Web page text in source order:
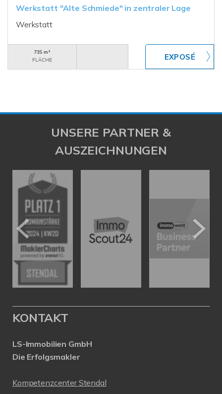
Werkstatt "Alte Schmiede" in zentraler Lage
Werkstatt
715 m²
FLÄCHE
UNSERE PARTNER &
AUSZEICHNUNGEN
KONTAKT
LS-Immobilien GmbH
Die Erfolgsmakler
Kompetenzcenter Stendal